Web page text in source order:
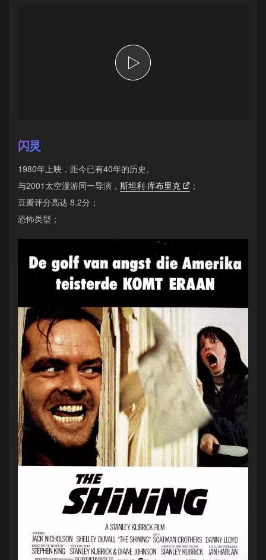
闪灵
1980年上映，距今已有40年的历史。
与2001太空漫游同一导演， 斯坦利·库布里克
；
豆瓣评分高达 8.2分；
恐怖类型；